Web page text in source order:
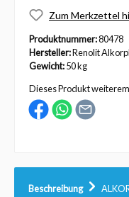
Zum Merkzettel
Produktnummer:80478
Hersteller:Renolit
Gewicht:50 kg
Dieses Produkt
Beschreibung